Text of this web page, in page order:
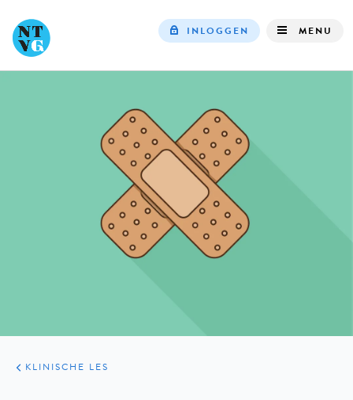
INLOGGEN MENU
ARTIKELEN
PRAKTIJK
KLINISCHE LES